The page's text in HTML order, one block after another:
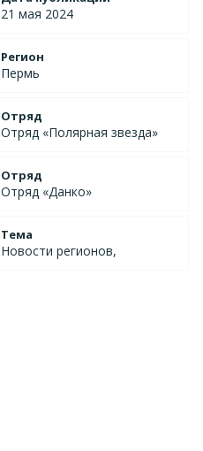
21 мая 2024
Регион
Пермь
Отряд
Отряд «Полярная звезда»
Отряд
Отряд «Данко»
Тема
Новости регионов,